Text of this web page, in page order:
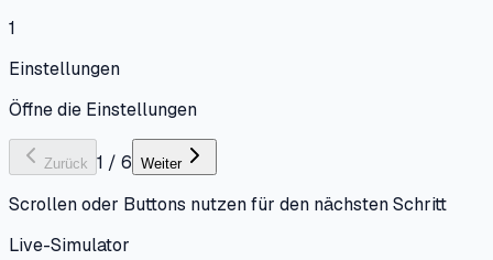
1
Einstellungen
Öffne die Einstellungen
Zurück 1 / 6 Weiter
Scrollen oder Buttons nutzen für den nächsten Schritt
Live-Simulator